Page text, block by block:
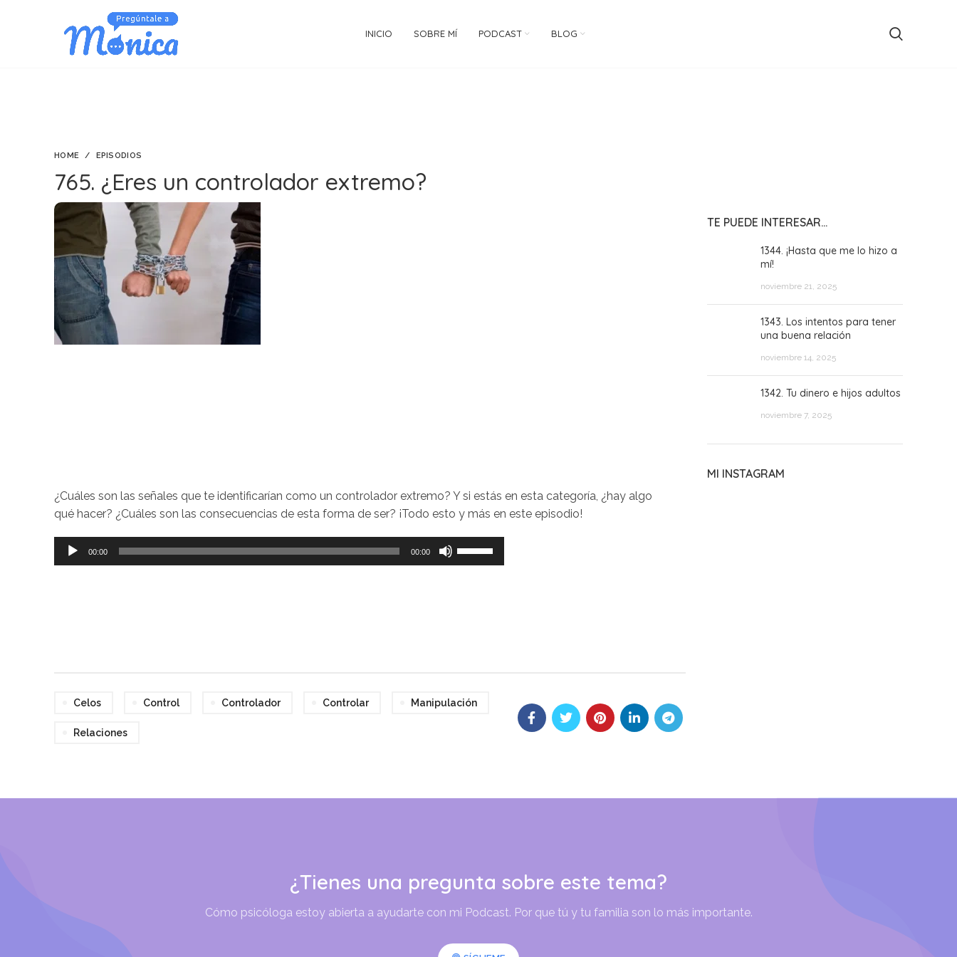
INICIO SOBRE MÍ PODCAST BLOG
HOME EPISODIOS
765. ¿Eres un controlador extremo?
¿Cuáles son las señales que te identificarían como un controlador extremo? Y si estás en esta categoría, ¿hay algo
qué hacer? ¿Cuáles son las consecuencias de esta forma de ser? ¡Todo esto y más en este episodio!
Reproductor
de
00:00 00:00
Utiliza
las
Celos Control Controlador Controlar Manipulación
Relaciones
¿Tienes una pregunta sobre este tema?
Cómo psicóloga estoy abierta a ayudarte con mi Podcast. Por que tú y tu familia son lo más importante.
TE PUEDE INTERESAR…
1344. ¡Hasta que me lo hizo a
mí!
noviembre 21, 2025
1343. Los intentos para tener
una buena relación
noviembre 14, 2025
1342. Tu dinero e hijos adultos
noviembre 7, 2025
MI INSTAGRAM